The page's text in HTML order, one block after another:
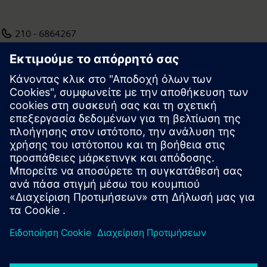
Ομίλου της Siemens ανήλθαν στα €57.1 δισ. και τα κέρδη στα
€4.2 δισ. Στις 30 Σεπτεμβρίου 2020, η εταιρεία απασχολούσε
περίπου 293.000 μόνιμους εργαζομένους παγκοσμίως.
Περισσότερες πληροφορίες είναι διαθέσιμες στο Διαδίκτυο
στη διεύθυνση: www.siemens.com
210 - 6864267
elisavet.sachinidou@siemens.com
Press | Company | Siemens
© Siemens 1996 – 2026
Corporate Information
Privacy Policy